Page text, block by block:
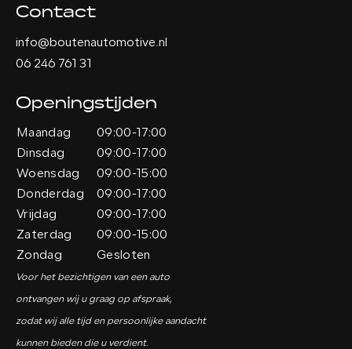
Contact
info@boutenautomotive.nl
06 246 761 31
Openingstijden
Maandag
09:00-17:00
Dinsdag
09:00-17:00
Woensdag
09:00-15:00
Donderdag
09:00-17:00
Vrijdag
09:00-17:00
Zaterdag
09:00-15:00
Zondag
Gesloten
Voor het bezichtigen van een auto
ontvangen wij u graag op afspraak,
zodat wij alle tijd en persoonlijke aandacht
kunnen bieden die u verdient.